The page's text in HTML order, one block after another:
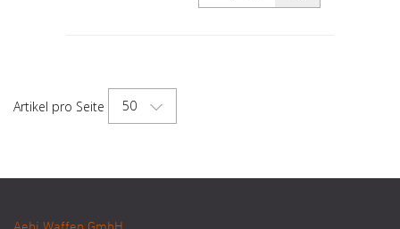
Artikel pro Seite 50